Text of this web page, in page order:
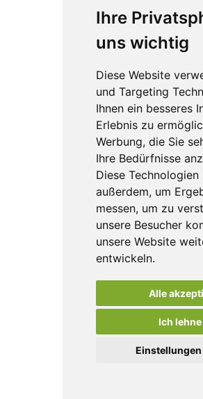
Ihre
uns wichtig
Diese Website
und Targeting
Ihnen ein besseres
Erlebnis zu
Werbung, die Sie
Ihre Bedürfnisse
Diese
außerdem, um
messen, um zu
unsere Besucher
unsere Website
entwickeln.
Alle
Ich lehne